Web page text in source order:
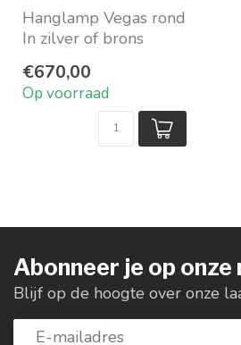
Hanglamp Vegas rond
In zilver of brons
hoogte 55 x 37 cm
Merk: L...
€670,00
Op voorraad
Abonneer je op
Blijf op de hoogte over onze